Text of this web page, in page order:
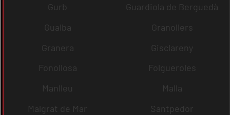
Gurb
Guardiola de Berguedà
Gualba
Granollers
Granera
Gisclareny
Fonollosa
Folgueroles
Manlleu
Malla
Malgrat de Mar
Santpedor